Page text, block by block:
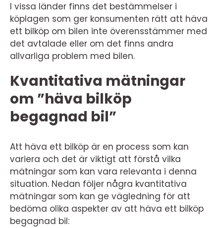
I vissa länder finns det bestämmelser i
köplagen som ger konsumenten rätt att häva
ett bilköp om bilen inte överensstämmer med
det avtalade eller om det finns andra
allvarliga problem med bilen.
Kvantitativa mätningar
om ”häva bilköp
begagnad bil”
Att häva ett bilköp är en process som kan
variera och det är viktigt att förstå vilka
mätningar som kan vara relevanta i denna
situation. Nedan följer några kvantitativa
mätningar som kan ge vägledning för att
bedöma olika aspekter av att häva ett bilköp
begagnad bil: